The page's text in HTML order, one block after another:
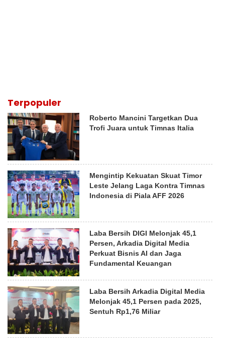
Terpopuler
Roberto Mancini Targetkan Dua
Trofi Juara untuk Timnas Italia
Mengintip Kekuatan Skuat Timor
Leste Jelang Laga Kontra Timnas
Indonesia di Piala AFF 2026
Laba Bersih DIGI Melonjak 45,1
Persen, Arkadia Digital Media
Perkuat Bisnis AI dan Jaga
Fundamental Keuangan
Laba Bersih Arkadia Digital Media
Melonjak 45,1 Persen pada 2025,
Sentuh Rp1,76 Miliar